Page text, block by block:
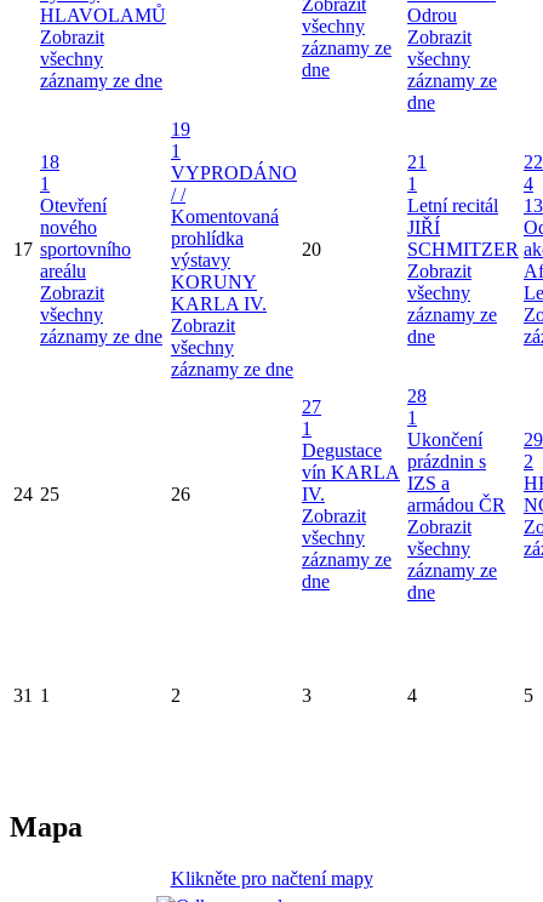
HLAVOLAMŮ
Zobrazit
všechny
záznamy ze dne
Zobrazit
všechny
záznamy ze
dne
Odrou
Zobrazit
všechny
záznamy ze
dne
17
18
1
Otevření
nového
sportovního
areálu
Zobrazit
všechny
záznamy ze dne
19
1
VYPRODÁNO
/ /
Komentovaná
prohlídka
výstavy
KORUNY
KARLA IV.
Zobrazit
všechny
záznamy ze dne
20
21
1
Letní recitál
JIŘÍ
SCHMITZER
Zobrazit
všechny
záznamy ze
dne
22
4
24 25 26
27
1
Degustace
vín KARLA
IV.
Zobrazit
všechny
záznamy ze
dne
28
1
Ukončení
prázdnin s
IZS a
armádou ČR
Zobrazit
všechny
záznamy ze
dne
29
2
31 1 2 3 4 5
Mapa
Klikněte pro načtení mapy